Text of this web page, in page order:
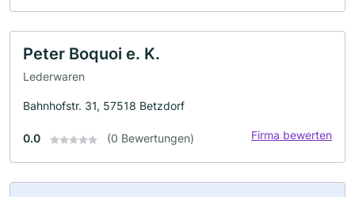
Peter Boquoi e. K.
Lederwaren
Bahnhofstr. 31, 57518 Betzdorf
0.0 (0 Bewertungen) Firma bewerten